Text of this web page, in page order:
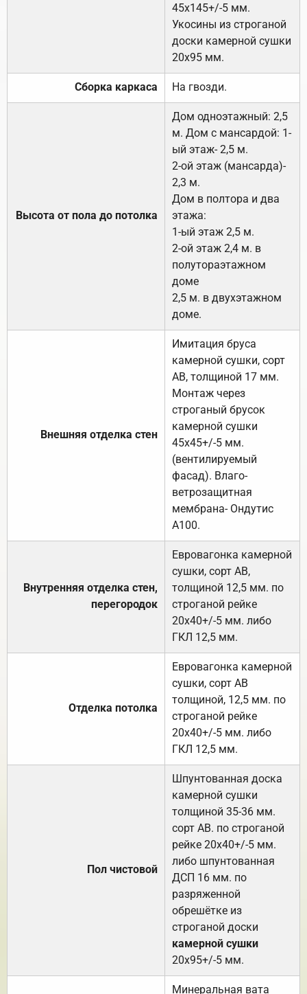
45х145+/-5 мм.
Укосины из строганой
доски камерной сушки
20х95 мм.
Сборка каркаса На гвозди.
Высота от пола до потолка
Дом одноэтажный: 2,5
м. Дом с мансардой: 1-
ый этаж- 2,5 м.
2-ой этаж (мансарда)-
2,3 м.
Дом в полтора и два
этажа:
1-ый этаж 2,5 м.
2-ой этаж 2,4 м. в
полутораэтажном
доме
2,5 м. в двухэтажном
доме.
Внешняя отделка стен
Имитация бруса
камерной сушки, сорт
АВ, толщиной 17 мм.
Монтаж через
строганый брусок
камерной сушки
45х45+/-5 мм.
(вентилируемый
фасад). Влаго-
ветрозащитная
мембрана- Ондутис
А100.
Внутренняя отделка стен,
перегородок
Евровагонка камерной
сушки, сорт АВ,
толщиной 12,5 мм. по
строганой рейке
20х40+/-5 мм. либо
ГКЛ 12,5 мм.
Отделка потолка
Евровагонка камерной
сушки, сорт АВ
толщиной, 12,5 мм. по
строганой рейке
20х40+/-5 мм. либо
ГКЛ 12,5 мм.
Пол чистовой
Шпунтованная доска
камерной сушки
толщиной 35-36 мм.
сорт АВ. по строганой
рейке 20х40+/-5 мм.
либо шпунтованная
ДСП 16 мм. по
разряженной
обрешётке из
строганой доски
камерной сушки
20х95+/-5 мм.
Минеральная вата